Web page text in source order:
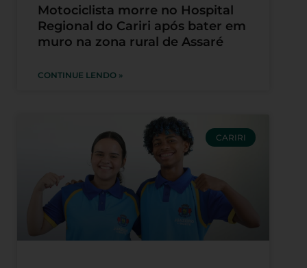
Motociclista morre no Hospital
Regional do Cariri após bater em
muro na zona rural de Assaré
CONTINUE LENDO »
CARIRI